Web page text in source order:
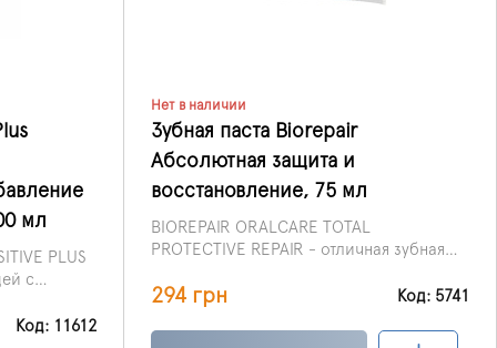
мл
PLUS
с
не
Код: 11612
Нет в наличии
Зубная паста Biorepair
Абсолютная защита и
восстановление, 75 мл
BIOREPAIR ORALCARE TOTAL
PROTECTIVE REPAIR - отличная зубная
Гидроксиапатита (Жидкая эмаль)
использования. Ее уникальная формула
294 грн Код: 5741